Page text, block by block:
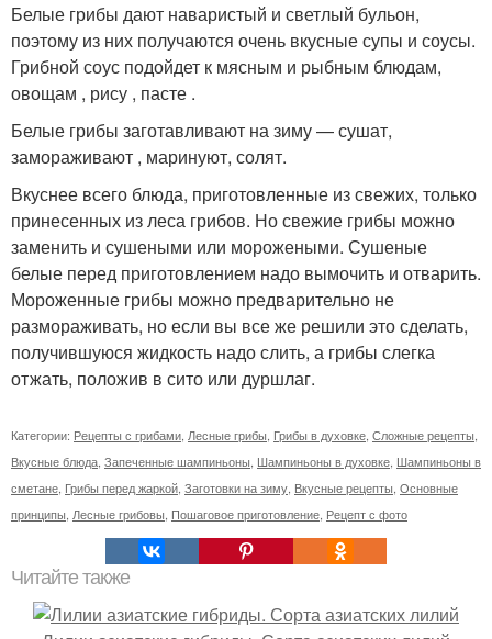
Белые грибы дают наваристый и светлый бульон,
поэтому из них получаются очень вкусные супы и соусы.
Грибной соус подойдет к мясным и рыбным блюдам,
овощам , рису , пасте .
Белые грибы заготавливают на зиму — сушат,
замораживают , маринуют, солят.
Вкуснее всего блюда, приготовленные из свежих, только
принесенных из леса грибов. Но свежие грибы можно
заменить и сушеными или морожеными. Сушеные
белые перед приготовлением надо вымочить и отварить.
Мороженные грибы можно предварительно не
размораживать, но если вы все же решили это сделать,
получившуюся жидкость надо слить, а грибы слегка
отжать, положив в сито или дуршлаг.
Категории: Рецепты с грибами Лесные грибы Грибы в духовке Сложные рецепты
Вкусные блюда Запеченные шампиньоны Шампиньоны в духовке Шампиньоны в
сметане Грибы перед жаркой Заготовки на зиму Вкусные рецепты Основные
принципы Лесные грибовы Пошаговое приготовление Рецепт с фото
Читайте также